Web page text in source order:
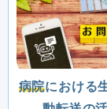
病院における